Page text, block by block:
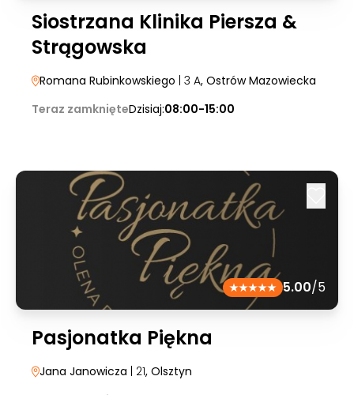
Siostrzana Klinika Piersza &
Strągowska
Romana Rubinkowskiego | 3 A, Ostrów Mazowiecka
Teraz zamknięteDzisiaj:08:00-15:00
5.00/5
Pasjonatka Piękna
Jana Janowicza | 21, Olsztyn